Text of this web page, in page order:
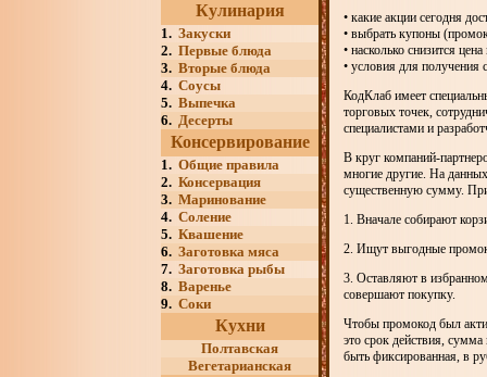
Кулинария
1. Закуски
2. Первые блюда
3. Вторые блюда
4. Соусы
5. Выпечка
6. Десерты
Консервирование
1. Общие правила
2. Консервация
3. Маринование
4. Соление
5. Квашение
6. Заготовка мяса
7. Заготовка рыбы
8. Варенье
9. Соки
Кухни
Полтавская
Вегетарианская
• какие акции сегодня
• выбрать купоны
• насколько снизится
• условия для получения
КодКлаб имеет
торговых точек,
специалистами и
В круг компаний-
многие другие. На
существенную сумму. При
1. Вначале собирают
2. Ищут выгодные
3. Оставляют в
совершают покупку.
Чтобы промокод был
это срок действия,
быть фиксированная, в